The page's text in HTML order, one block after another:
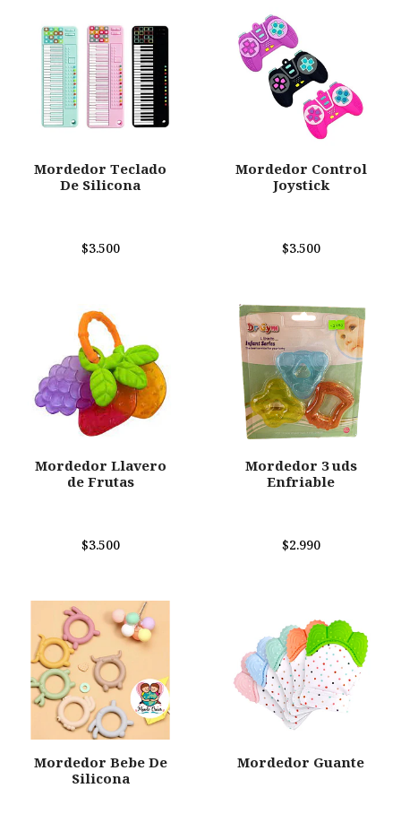
Mordedor Teclado
De Silicona
$3.500
Mordedor Control
Joystick
$3.500
Mordedor Llavero
de Frutas
$3.500
Mordedor 3 uds
Enfriable
$2.990
Mordedor Bebe De
Silicona
Mordedor Guante